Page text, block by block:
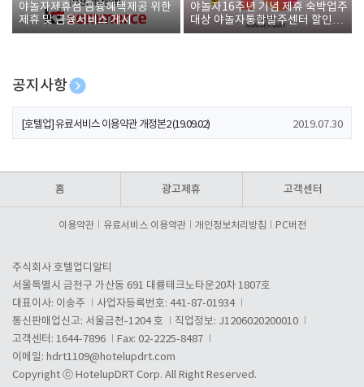
야놀자제휴점 금융혜택제공 위한
제휴 및 금융서비스 게시
야놀자16주년 기념 제휴 숙박업주
대상 야놀자통합발주센터 할인쿠
폰 증정
공지사항
[호텔업] 개인정보 처리방침 개정본1 (19.09.02)
[호텔업] 유료서비스 이용약관 개정본2 (19.09.02) 2019.07.30
홈 광고제휴 고객센터
이용약관 유료서비스 이용약관 개인정보처리방침 PC버전
주식회사 호텔업디알티
서울특별시 금천구 가산동 691 대륭테크노타운20차 1807호
대표이사: 이송주
사업자등록번호: 441-87-01934
통신판매업신고: 서울금천-1204 호
직업정보: J1206020200010
고객센터: 1644-7896
Fax: 02-2225-8487
이메일: hdrt1109@hotelupdrt.com
Copyright ⓒ HotelupDRT Corp. All Right Reserved.